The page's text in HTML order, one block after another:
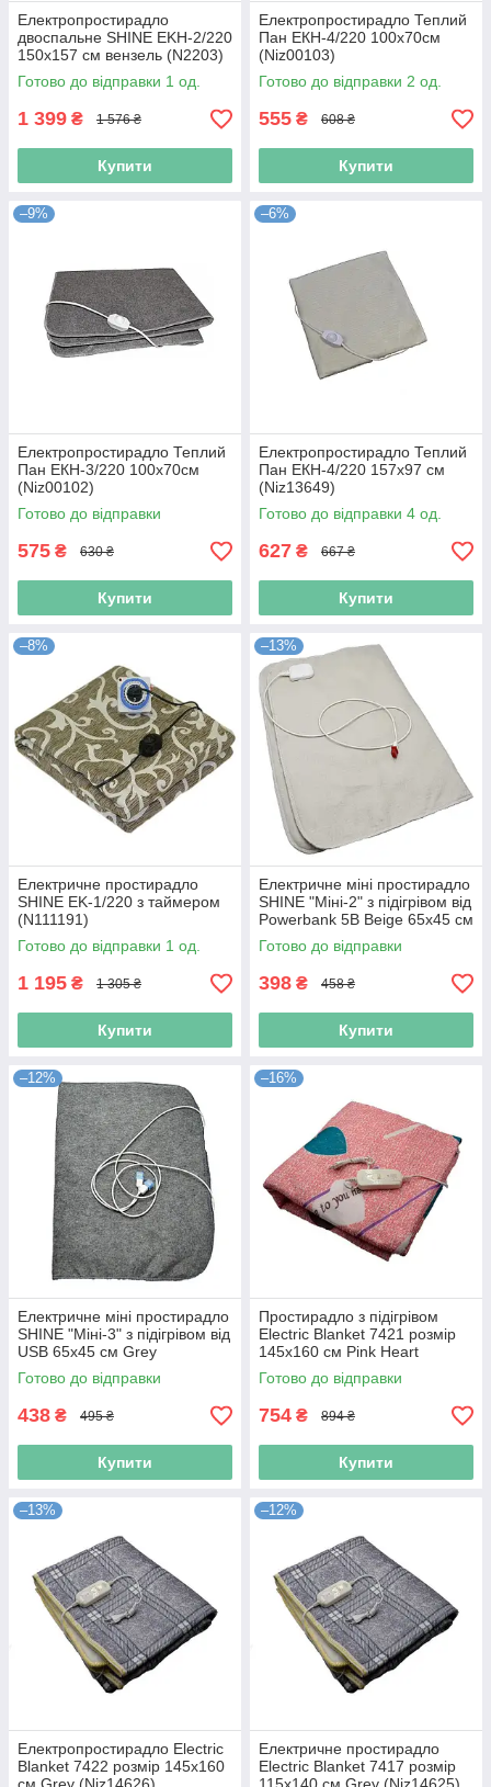
Електропростирадло
двоспальне SHINE EKН-2/220
150x157 см вензель (N2203)
Готово до відправки 1 од.
1 399 ₴ 1 576 ₴
Купити
Електропростирадло Теплий
Пан ЕКН-4/220 100х70см
(Niz00103)
Готово до відправки 2 од.
555 ₴ 608 ₴
Купити
–9%
Електропростирадло Теплий
Пан ЕКН-3/220 100х70см
(Niz00102)
Готово до відправки
575 ₴ 630 ₴
Купити
–6%
Електропростирадло Теплий
Пан ЕКН-4/220 157х97 см
(Niz13649)
Готово до відправки 4 од.
627 ₴ 667 ₴
Купити
–8%
Електричне простирадло
SHINE EK-1/220 з таймером
(N111191)
Готово до відправки 1 од.
1 195 ₴ 1 305 ₴
Купити
–13%
Електричне міні простирадло
SHINE "Міні-2" з підігрівом від
Powerbank 5В Beige 65х45 см
(Niz14559)
Готово до відправки
398 ₴ 458 ₴
Купити
–12%
Електричне міні простирадло
SHINE "Міні-3" з підігрівом від
USB 65х45 см Grey
(Niz14560)
Готово до відправки
438 ₴ 495 ₴
Купити
–16%
Простирадло з підігрівом
Electric Blanket 7421 розмір
145х160 см Pink Heart
(Niz14624)
Готово до відправки
754 ₴ 894 ₴
Купити
–13%
Електропростирадло Electric
Blanket 7422 розмір 145х160
–12%
Електричне простирадло
Electric Blanket 7417 розмір